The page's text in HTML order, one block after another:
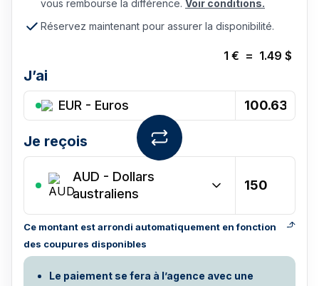
vous rembourse la différence. Voir conditions.
Réservez maintenant pour assurer la disponibilité.
1 € = 1.49 $
J’ai
EUR - Euros
Je reçois
AUD - Dollars
australiens
Ce montant est arrondi automatiquement en fonction
des coupures disponibles
Le paiement se fera à l’agence avec une